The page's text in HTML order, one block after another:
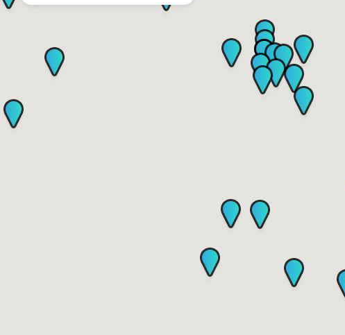
Riolo Terme
Casola Valsenio
Conselice